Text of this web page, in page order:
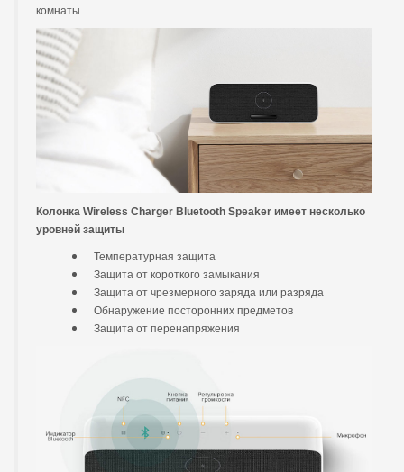
комнаты.
Колонка Wireless Charger Bluetooth Speaker имеет несколько
уровней защиты
Температурная защита
Защита от короткого замыкания
Защита от чрезмерного заряда или разряда
Обнаружение посторонних предметов
Защита от перенапряжения